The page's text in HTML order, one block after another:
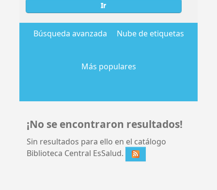
Ir
Búsqueda avanzada Nube de etiquetas
Más populares
¡No se encontraron resultados!
Sin resultados para ello en el catálogo
Biblioteca Central EsSalud.